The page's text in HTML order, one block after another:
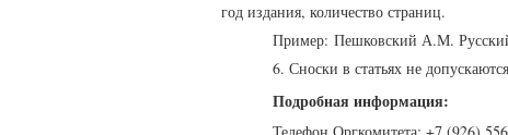
год издания, количество страниц.
Пример:Пешковский А.М.
6. Сноски в статьях не
Подробная информация: